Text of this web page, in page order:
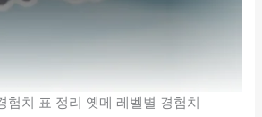
험치 표 정리 옛메 레벨별 경험치